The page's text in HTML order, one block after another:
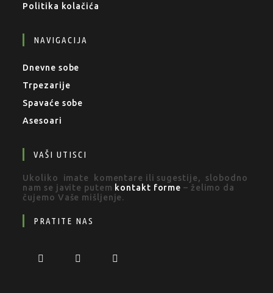
Politika kolačića
NAVIGACIJA
Dnevne sobe
Trpezarije
Spavaće sobe
Asesoari
VAŠI UTISCI
Ukoliko imate komentare ili sugestije, slobodno
nam se javite putem kontakt forme – želimo da
čujemo Vaše mišljenje.
PRATITE NAS